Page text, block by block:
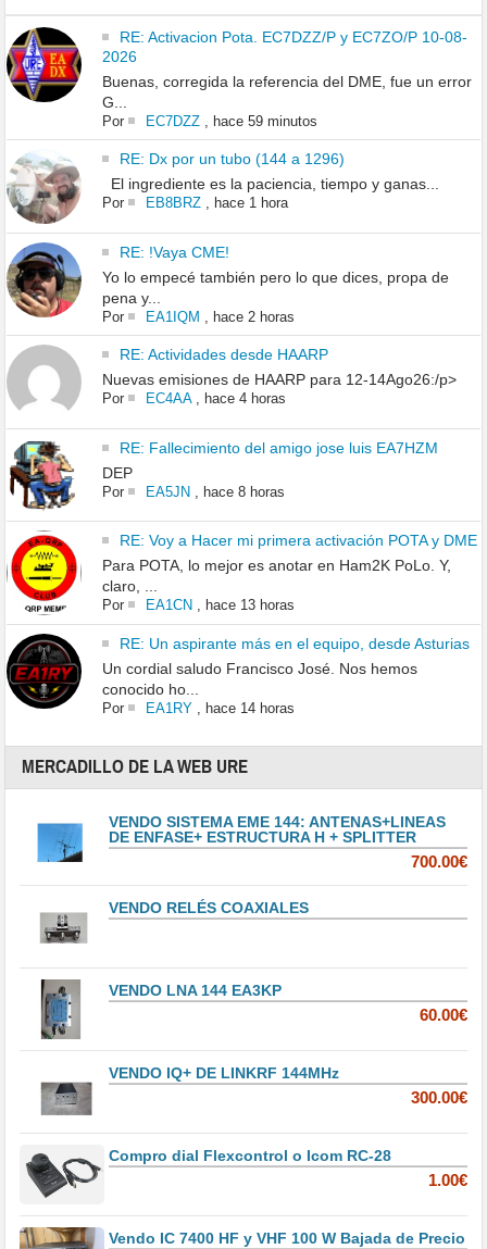
RE: Activacion Pota. EC7DZZ/P y EC7ZO/P 10-08-
2026
Buenas, corregida la referencia del DME, fue un error
G...
Por EC7DZZ, hace 59 minutos
RE: Dx por un tubo (144 a 1296)
El ingrediente es la paciencia, tiempo y ganas...
Por EB8BRZ, hace 1 hora
RE: !Vaya CME!
Yo lo empecé también pero lo que dices, propa de
pena y...
Por EA1IQM hace 2 horas
RE: Actividades desde HAARP
Nuevas emisiones de HAARP para 12-14Ago26:/p>
Por EC4AA, hace 4 horas
RE: Fallecimiento del amigo jose luis EA7HZM
DEP
Por EA5JN, hace 8 horas
RE: Voy a Hacer mi primera activación POTA y DME
Para POTA, lo mejor es anotar en Ham2K PoLo. Y,
claro, ...
Por EA1CN , hace 13 horas
RE: Un aspirante más en el equipo, desde Asturias
Un cordial saludo Francisco José. Nos hemos
conocido ho...
Por EA1RY, hace 14 horas
MERCADILLO DE LA WEB URE
VENDO SISTEMA EME 144: ANTENAS+LINEAS
DE ENFASE+ ESTRUCTURA H + SPLITTER
700.00€
VENDO RELÉS COAXIALES
VENDO LNA 144 EA3KP
60.00€
VENDO IQ+ DE LINKRF 144MHz
300.00€
Compro dial Flexcontrol o Icom RC-28
1.00€
Vendo IC 7400 HF y VHF 100 W Bajada de Precio